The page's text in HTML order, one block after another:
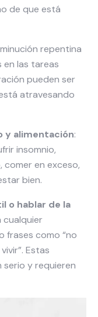
de que está
repentina
en las tareas
pueden ser
atravesando
y alimentación:
insomnio,
en exceso,
bien.
o hablar de la
cualquier
frases como “no
Estas
serio y requieren